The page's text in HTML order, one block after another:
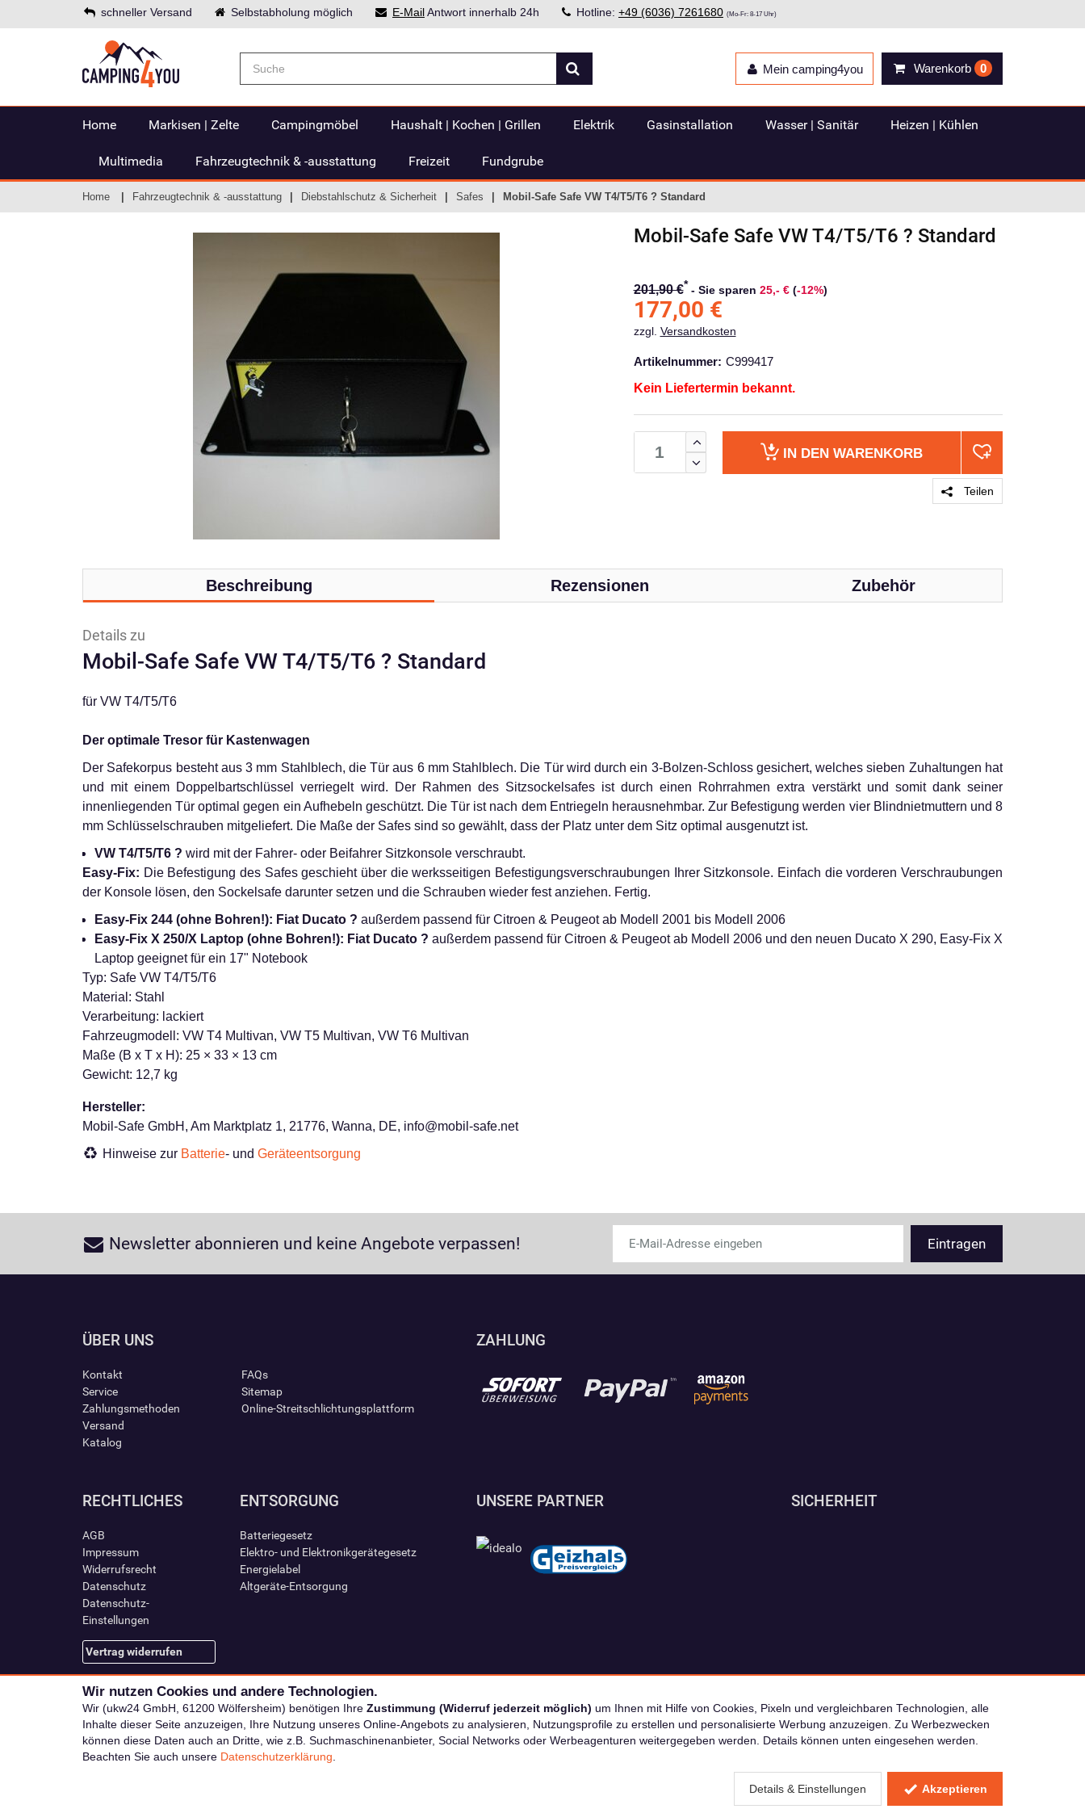
schneller Versand Selbstabholung möglich E-MailAntwort innerhalb 24h Hotline: +49 (6036) 7261680 (Mo-Fr: 8-17 Uhr)
Warenkorb 0
Mein camping4you
Home Markisen | Zelte Campingmöbel Haushalt | Kochen | Grillen Elektrik Gasinstallation Wasser | Sanitär Heizen | Kühlen
Multimedia Fahrzeugtechnik & -ausstattung Freizeit Fundgrube
Home Fahrzeugtechnik & -ausstattung Diebstahlschutz & Sicherheit Safes Mobil-Safe Safe VW T4/T5/T6 ? Standard
Mobil-Safe Safe VW T4/T5/T6 ? Standard
201,90 €* - Sie sparen 25,- €(-12%)
177,00 €
zzgl. Versandkosten
Artikelnummer: C999417
Kein Liefertermin bekannt.
IN DEN WARENKORB
Teilen
Beschreibung Rezensionen Zubehör
Details zu
Mobil-Safe Safe VW T4/T5/T6 ? Standard
für VW T4/T5/T6
Der optimale Tresor für Kastenwagen
Der Safekorpus besteht aus 3 mm Stahlblech, die Tür aus 6 mm Stahlblech. Die Tür wird durch ein 3-Bolzen-Schloss gesichert, welches sieben Zuhaltungen hat
und mit einem Doppelbartschlüssel verriegelt wird. Der Rahmen des Sitzsockelsafes ist durch einen Rohrrahmen extra verstärkt und somit dank seiner
innenliegenden Tür optimal gegen ein Aufhebeln geschützt. Die Tür ist nach dem Entriegeln herausnehmbar. Zur Befestigung werden vier Blindnietmuttern und 8
mm Schlüsselschrauben mitgeliefert. Die Maße der Safes sind so gewählt, dass der Platz unter dem Sitz optimal ausgenutzt ist.
VW T4/T5/T6 ? wird mit der Fahrer- oder Beifahrer Sitzkonsole verschraubt.
Easy-Fix: Die Befestigung des Safes geschieht über die werksseitigen Befestigungsverschraubungen Ihrer Sitzkonsole. Einfach die vorderen Verschraubungen
der Konsole lösen, den Sockelsafe darunter setzen und die Schrauben wieder fest anziehen. Fertig.
Easy-Fix 244 (ohne Bohren!): Fiat Ducato ? außerdem passend für Citroen & Peugeot ab Modell 2001 bis Modell 2006
Easy-Fix X 250/X Laptop (ohne Bohren!): Fiat Ducato ? außerdem passend für Citroen & Peugeot ab Modell 2006 und den neuen Ducato X 290, Easy-Fix X
Laptop geeignet für ein 17" Notebook
Typ: Safe VW T4/T5/T6
Material: Stahl
Verarbeitung: lackiert
Fahrzeugmodell: VW T4 Multivan, VW T5 Multivan, VW T6 Multivan
Maße (B x T x H): 25 × 33 × 13 cm
Gewicht: 12,7 kg
Hersteller:
Mobil-Safe GmbH, Am Marktplatz 1, 21776, Wanna, DE, info@mobil-safe.net
Hinweise zur Batterie- und Geräteentsorgung
Newsletter abonnieren und keine Angebote verpassen!
ÜBER UNS
Kontakt
Service
Zahlungsmethoden
Versand
Katalog
FAQs
Sitemap
Online-Streitschlichtungsplattform
ZAHLUNG
RECHTLICHES
AGB
Impressum
Widerrufsrecht
Datenschutz
Datenschutz-
Einstellungen
Vertrag widerrufen
ENTSORGUNG
Batteriegesetz
Elektro- und Elektronikgerätegesetz
Energielabel
Altgeräte-Entsorgung
UNSERE PARTNER SICHERHEIT
© 2026 camping4you
Alle Preise inkl. MwSt. zzgl. Versand | *) Unverbindliche Preisempfehlung | **) Ehemaliger Verkaufspreis
Wir nutzen Cookies und andere Technologien.
Wir (ukw24 GmbH, 61200 Wölfersheim) benötigen Ihre Zustimmung (Widerruf jederzeit möglich) um Ihnen mit Hilfe von Cookies, Pixeln und vergleichbaren Technologien, alle
Inhalte dieser Seite anzuzeigen, Ihre Nutzung unseres Online-Angebots zu analysieren, Nutzungsprofile zu erstellen und personalisierte Werbung anzuzeigen. Zu Werbezwecken
können diese Daten auch an Dritte, wie z.B. Suchmaschinenanbieter, Social Networks oder Werbeagenturen weitergegeben werden. Details können unten eingesehen werden.
Beachten Sie auch unsere Datenschutzerklärung.
Details & Einstellungen Akzeptieren